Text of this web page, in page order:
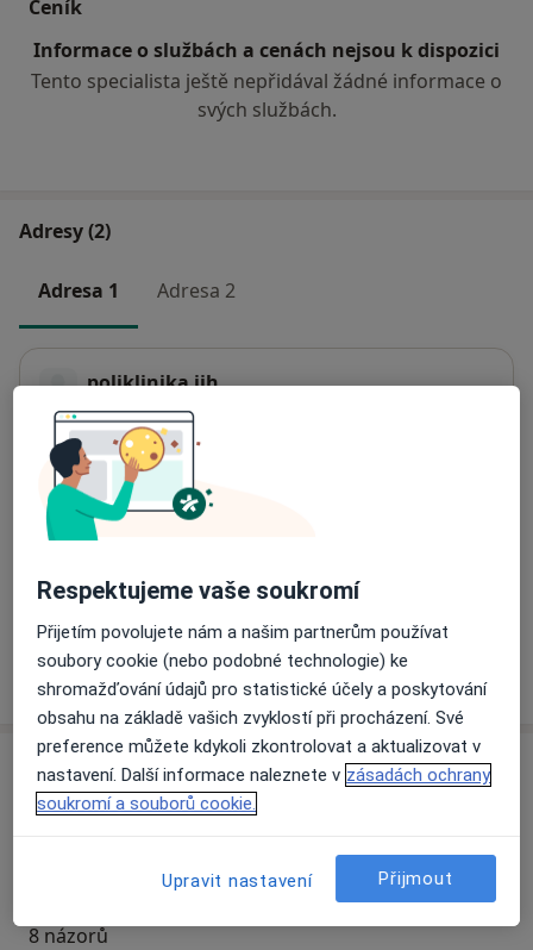
Ceník
Informace o službách a cenách nejsou k dispozici
Tento specialista ještě nepřidával žádné informace o
svých službách.
Adresy (2)
Adresa 1 Adresa 2
poliklinika jih
matice školské,
Přiblížit mapu
Co mám v takové situaci udělat?
Víceo adrese
Názory
8 názorů
Respektujeme vaše soukromí
Přijetím povolujete nám a našim partnerům používat
soubory cookie (nebo podobné technologie) ke
shromažďování údajů pro statistické účely a poskytování
obsahu na základě vašich zvyklostí při procházení. Své
preference můžete kdykoli zkontrolovat a aktualizovat v
nastavení. Další informace naleznete v zásadách ochrany
soukromí a souborů cookie.
Upravit nastavení Přijmout